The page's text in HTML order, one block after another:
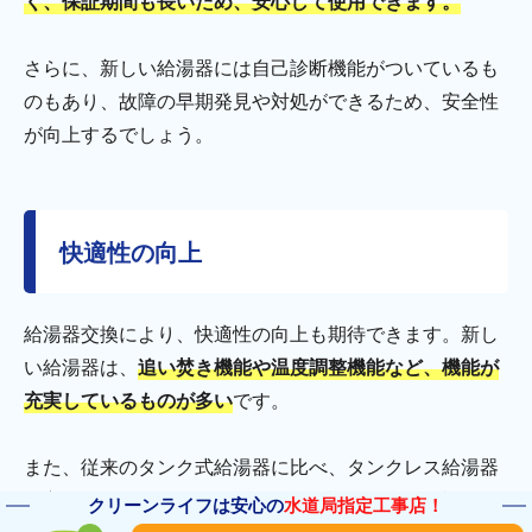
さらに、新しい給湯器には自己診断機能がついているも
のもあり、故障の早期発見や対処ができるため、安全性
が向上するでしょう。
快適性の向上
給湯器交換により、快適性の向上も期待できます。新し
い給湯器は、 追い焚き機能や温度調整機能など、機能が
充実しているものが多いです。
また、従来のタンク式給湯器に比べ、タンクレス給湯器
の方がスリムでコンパクトなため、設置場所に余裕がな
クリーンライフは安心の水道局指定工事店！